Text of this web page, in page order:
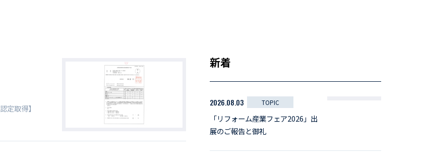
定取得】
新着
2026.08.03 TOPIC
「リフォーム産業フェア2026」出
展のご報告と御礼